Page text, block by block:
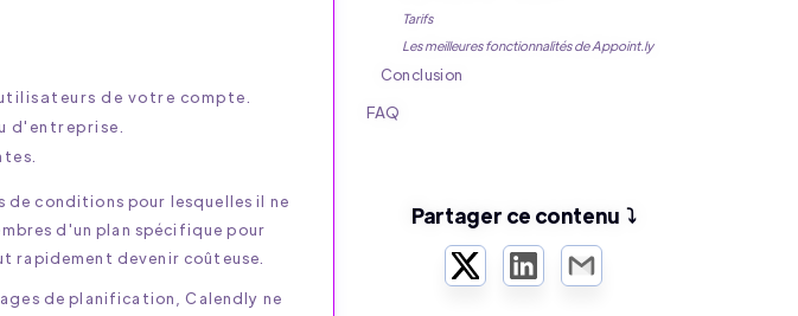
de votre compte.
d'entreprise.
de conditions pour lesquelles il ne
d'un plan spécifique pour
rapidement devenir coûteuse.
de planification, Calendly ne
Tarifs
Les meilleures fonctionnalités de Appoint.ly
Conclusion
FAQ
Partager ce contenu ⤵️
TwitterLinkedInEmail